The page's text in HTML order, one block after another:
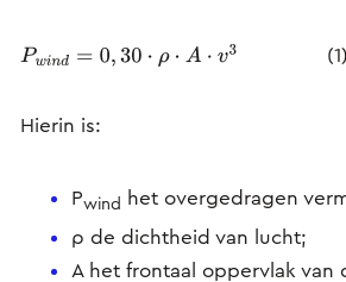
Pwind=0,30⋅ρ⋅ A⋅ v 3 (1)
Hierin is:
Pwind
het overgedragen
ρ de dichtheid van lucht;
A het frontaal oppervlak van